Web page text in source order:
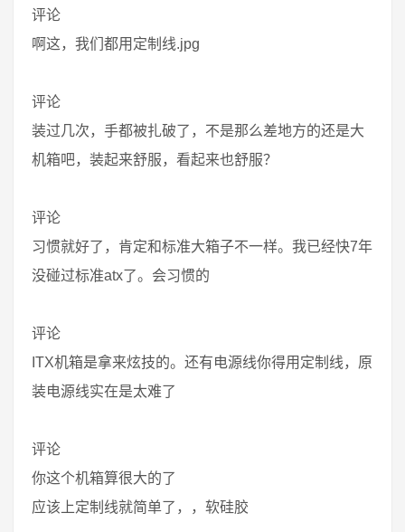
评论
啊这，我们都用定制线.jpg
评论
装过几次，手都被扎破了，不是那么差地方的还是大
机箱吧，装起来舒服，看起来也舒服？
评论
习惯就好了，肯定和标准大箱子不一样。我已经快7年
没碰过标准atx了。会习惯的
评论
ITX机箱是拿来炫技的。还有电源线你得用定制线，原
装电源线实在是太难了
评论
你这个机箱算很大的了
应该上定制线就简单了，，软硅胶